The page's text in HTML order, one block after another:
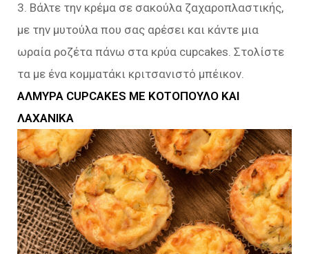
3. Βάλτε την κρέμα σε σακούλα ζαχαροπλαστικής,
με την μυτούλα που σας αρέσει και κάντε μια
ωραία ροζέτα πάνω στα κρύα cupcakes. Στολίστε
τα με ένα κομματάκι κριτσανιστό μπέικον.
ΑΛΜΥΡΑ CUPCAKES ΜΕ ΚΟΤΟΠΟΥΛΟ ΚΑΙ
ΛΑΧΑΝΙΚΑ